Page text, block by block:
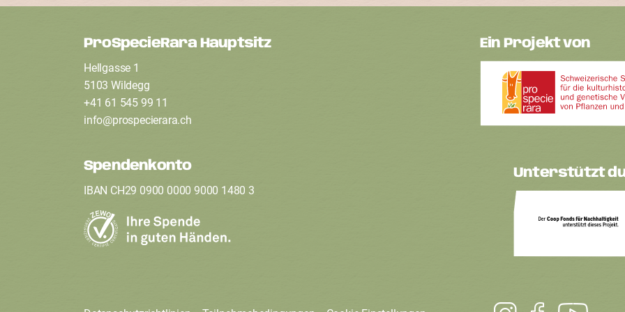
F
o
o
t
e
r
ProSpecieRara Hauptsitz
Hellgasse 1
5103 Wildegg
+41 61 545 99 11
info@prospecierara.ch
Spendenkonto
IBAN CH29 0900 0000 9000 1480 3
Ein Projekt von
Unterstützt